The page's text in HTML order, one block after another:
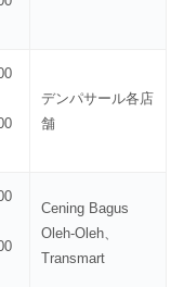
デンパサール各店
舗
Cening Bagus
Oleh-Oleh、
Transmart